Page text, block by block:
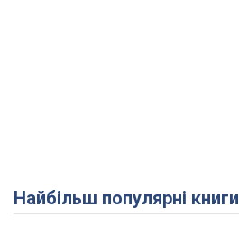
Найбільш популярні книги